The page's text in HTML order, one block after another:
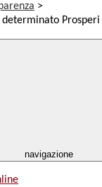
>
Prosperi
navigazione